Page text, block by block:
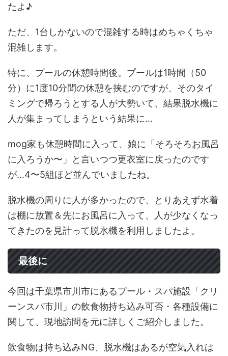
たよ♪
ただ、1台しかないので混雑する時はめちゃくちゃ
混雑します。
特に、プールの休憩時間後。プールは1時間（50
分）に1度10分間の休憩を挟むのですが、そのタイ
ミングで帰ろうとする人が大勢いて、結果脱水機に
人が集まってしまうという結果に...
mog家も休憩時間に入って、娘に「そろそろお風呂
に入ろうか〜」と言いつつ更衣室に戻ったのです
が...4〜5組ほど並んでいましたね。
脱水機の周りに人が多かったので、とりあえず水着
は棚に放置＆先にお風呂に入って、人が少なくなっ
てきたのを見計って脱水機を利用しましたよ。
最後に
今回は千葉県市川市にあるプール・スパ施設「クリ
ーンスパ市川」の飲食物持ち込み可否・各種設備に
関して、現地訪問を元に詳しくご紹介しました。
飲食物は持ち込みNG、脱水機はあるが空気入れは